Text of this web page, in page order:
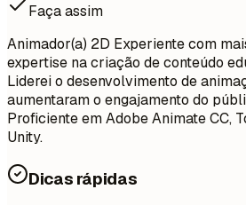
Faça assim
Animador(a) 2D Experiente com
expertise na criação de conteúdo
Liderei o desenvolvimento de
aumentaram o engajamento do
Proficiente em Adobe Animate CC,
Unity.
Dicas rápidas